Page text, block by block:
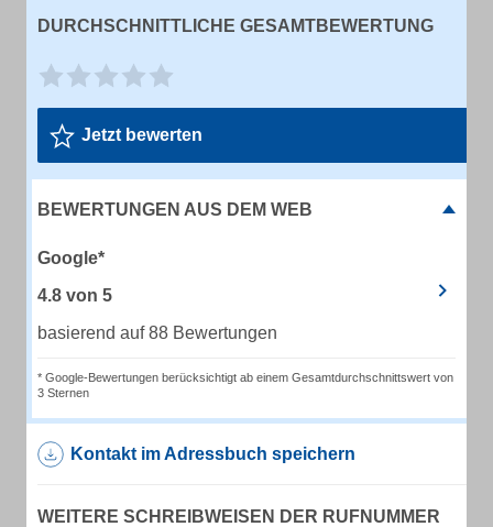
DURCHSCHNITTLICHE GESAMTBEWERTUNG
Jetzt bewerten
BEWERTUNGEN AUS DEM WEB
Google*
4.8 von 5
basierend auf 88 Bewertungen
* Google-Bewertungen berücksichtigt ab einem Gesamtdurchschnittswert von
3 Sternen
Kontakt im Adressbuch speichern
WEITERE SCHREIBWEISEN DER RUFNUMMER